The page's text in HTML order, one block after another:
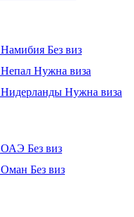
Намибия Без виз
Непал Нужна виза
Нидерланды Нужна виза
ОАЭ Без виз
Оман Без виз